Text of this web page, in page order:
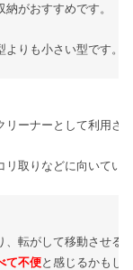
がおすすめです。
りも小さい型です。
リーナーとして利用さ
リ取りなどに向いてい
転がして移動させる
て不便と感じるかもし